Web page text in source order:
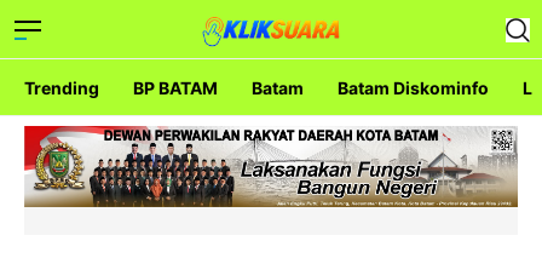
Trending BP BATAM Batam Batam Diskominfo